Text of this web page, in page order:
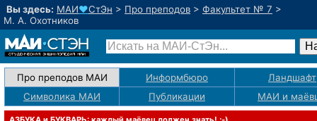
Вы здесь: МАИ♥СтЭн > Про преподов > Факультет № 7 >
М. А. Охотников
Про преподов МАИ Информбюро
Ландшафт
Символика МАИ
Публикации МАИ и